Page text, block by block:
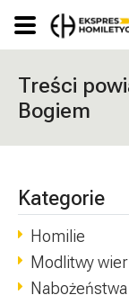
Treści
Bogiem
Kategorie
Homilie
Modlitwy
Nabożeństwa